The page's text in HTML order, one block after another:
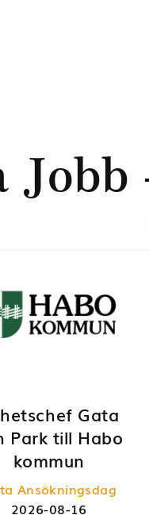
Gata
Park till Habo
kommun
Ansökningsdag
2026-08-16